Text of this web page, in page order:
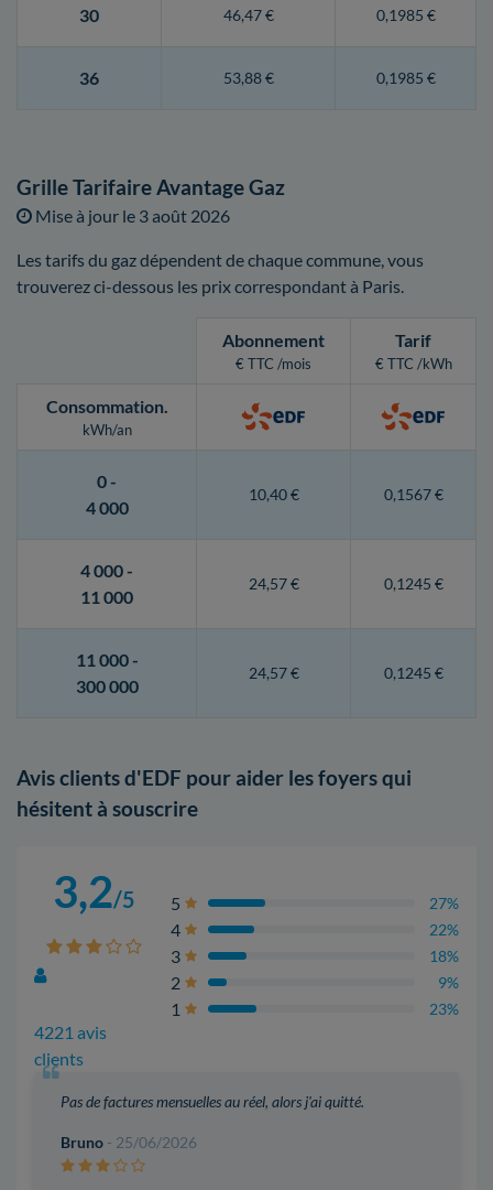
30 46,47 € 0,1985 €
36 53,88 € 0,1985 €
Grille Tarifaire Avantage Gaz
Mise à jour le 3 août 2026
Les tarifs du gaz dépendent de chaque commune, vous
trouverez ci-dessous les prix correspondant à Paris.
Abonnement
€ TTC /mois
Tarif
€ TTC /kWh
Consommation.
kWh/an
0 -
4 000
10,40 € 0,1567 €
4 000 -
11 000
24,57 € 0,1245 €
11 000 -
300 000
24,57 € 0,1245 €
Avis clients d'EDF pour aider les foyers qui
hésitent à souscrire
3,2/5
4221 avis
clients
5 27%
4 22%
3 18%
2 9%
1 23%
Pas de factures mensuelles au réel, alors j'ai quitté.
Bruno - 25/06/2026